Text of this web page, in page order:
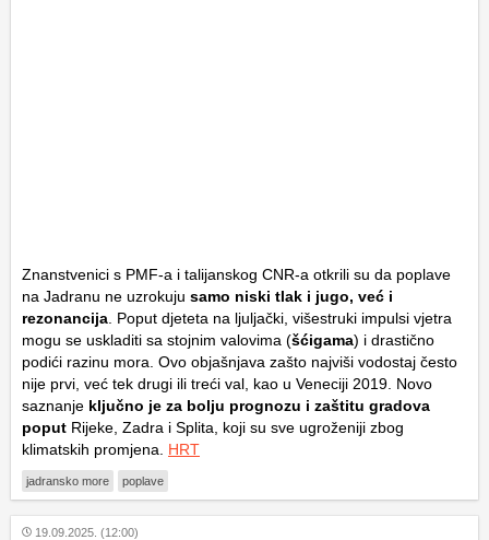
Znanstvenici s PMF-a i talijanskog CNR-a otkrili su da poplave
na Jadranu ne uzrokuju samo niski tlak i jugo, već i
rezonancija . Poput djeteta na ljuljački, višestruki impulsi vjetra
mogu se uskladiti sa stojnim valovima (šćigama) i drastično
podići razinu mora. Ovo objašnjava zašto najviši vodostaj često
nije prvi, već tek drugi ili treći val, kao u Veneciji 2019. Novo
saznanje ključno je za bolju prognozu i zaštitu gradova
poput Rijeke, Zadra i Splita, koji su sve ugroženiji zbog
klimatskih promjena. HRT
jadransko more poplave
19.09.2025. (12:00)